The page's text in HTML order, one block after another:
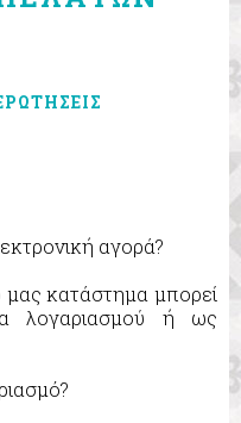
αγορά?
κατάστημα μπορεί
λογαριασμού ή ως